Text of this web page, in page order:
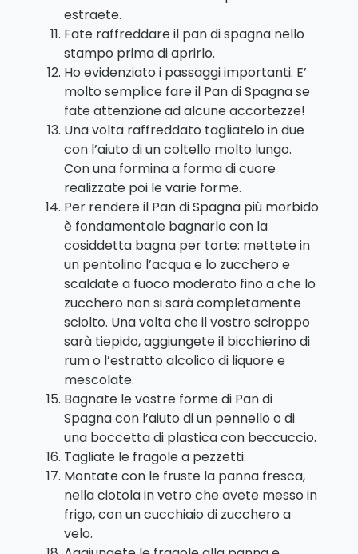
estraete.
Fate raffreddare il pan di spagna nello
stampo prima di aprirlo.
Ho evidenziato i passaggi importanti. E’
molto semplice fare il Pan di Spagna se
fate attenzione ad alcune accortezze!
Una volta raffreddato tagliatelo in due
con l’aiuto di un coltello molto lungo.
Con una formina a forma di cuore
realizzate poi le varie forme.
Per rendere il Pan di Spagna più morbido
è fondamentale bagnarlo con la
cosiddetta bagna per torte: mettete in
un pentolino l’acqua e lo zucchero e
scaldate a fuoco moderato fino a che lo
zucchero non si sarà completamente
sciolto. Una volta che il vostro sciroppo
sarà tiepido, aggiungete il bicchierino di
rum o l’estratto alcolico di liquore e
mescolate.
Bagnate le vostre forme di Pan di
Spagna con l’aiuto di un pennello o di
una boccetta di plastica con beccuccio.
Tagliate le fragole a pezzetti.
Montate con le fruste la panna fresca,
nella ciotola in vetro che avete messo in
frigo, con un cucchiaio di zucchero a
velo.